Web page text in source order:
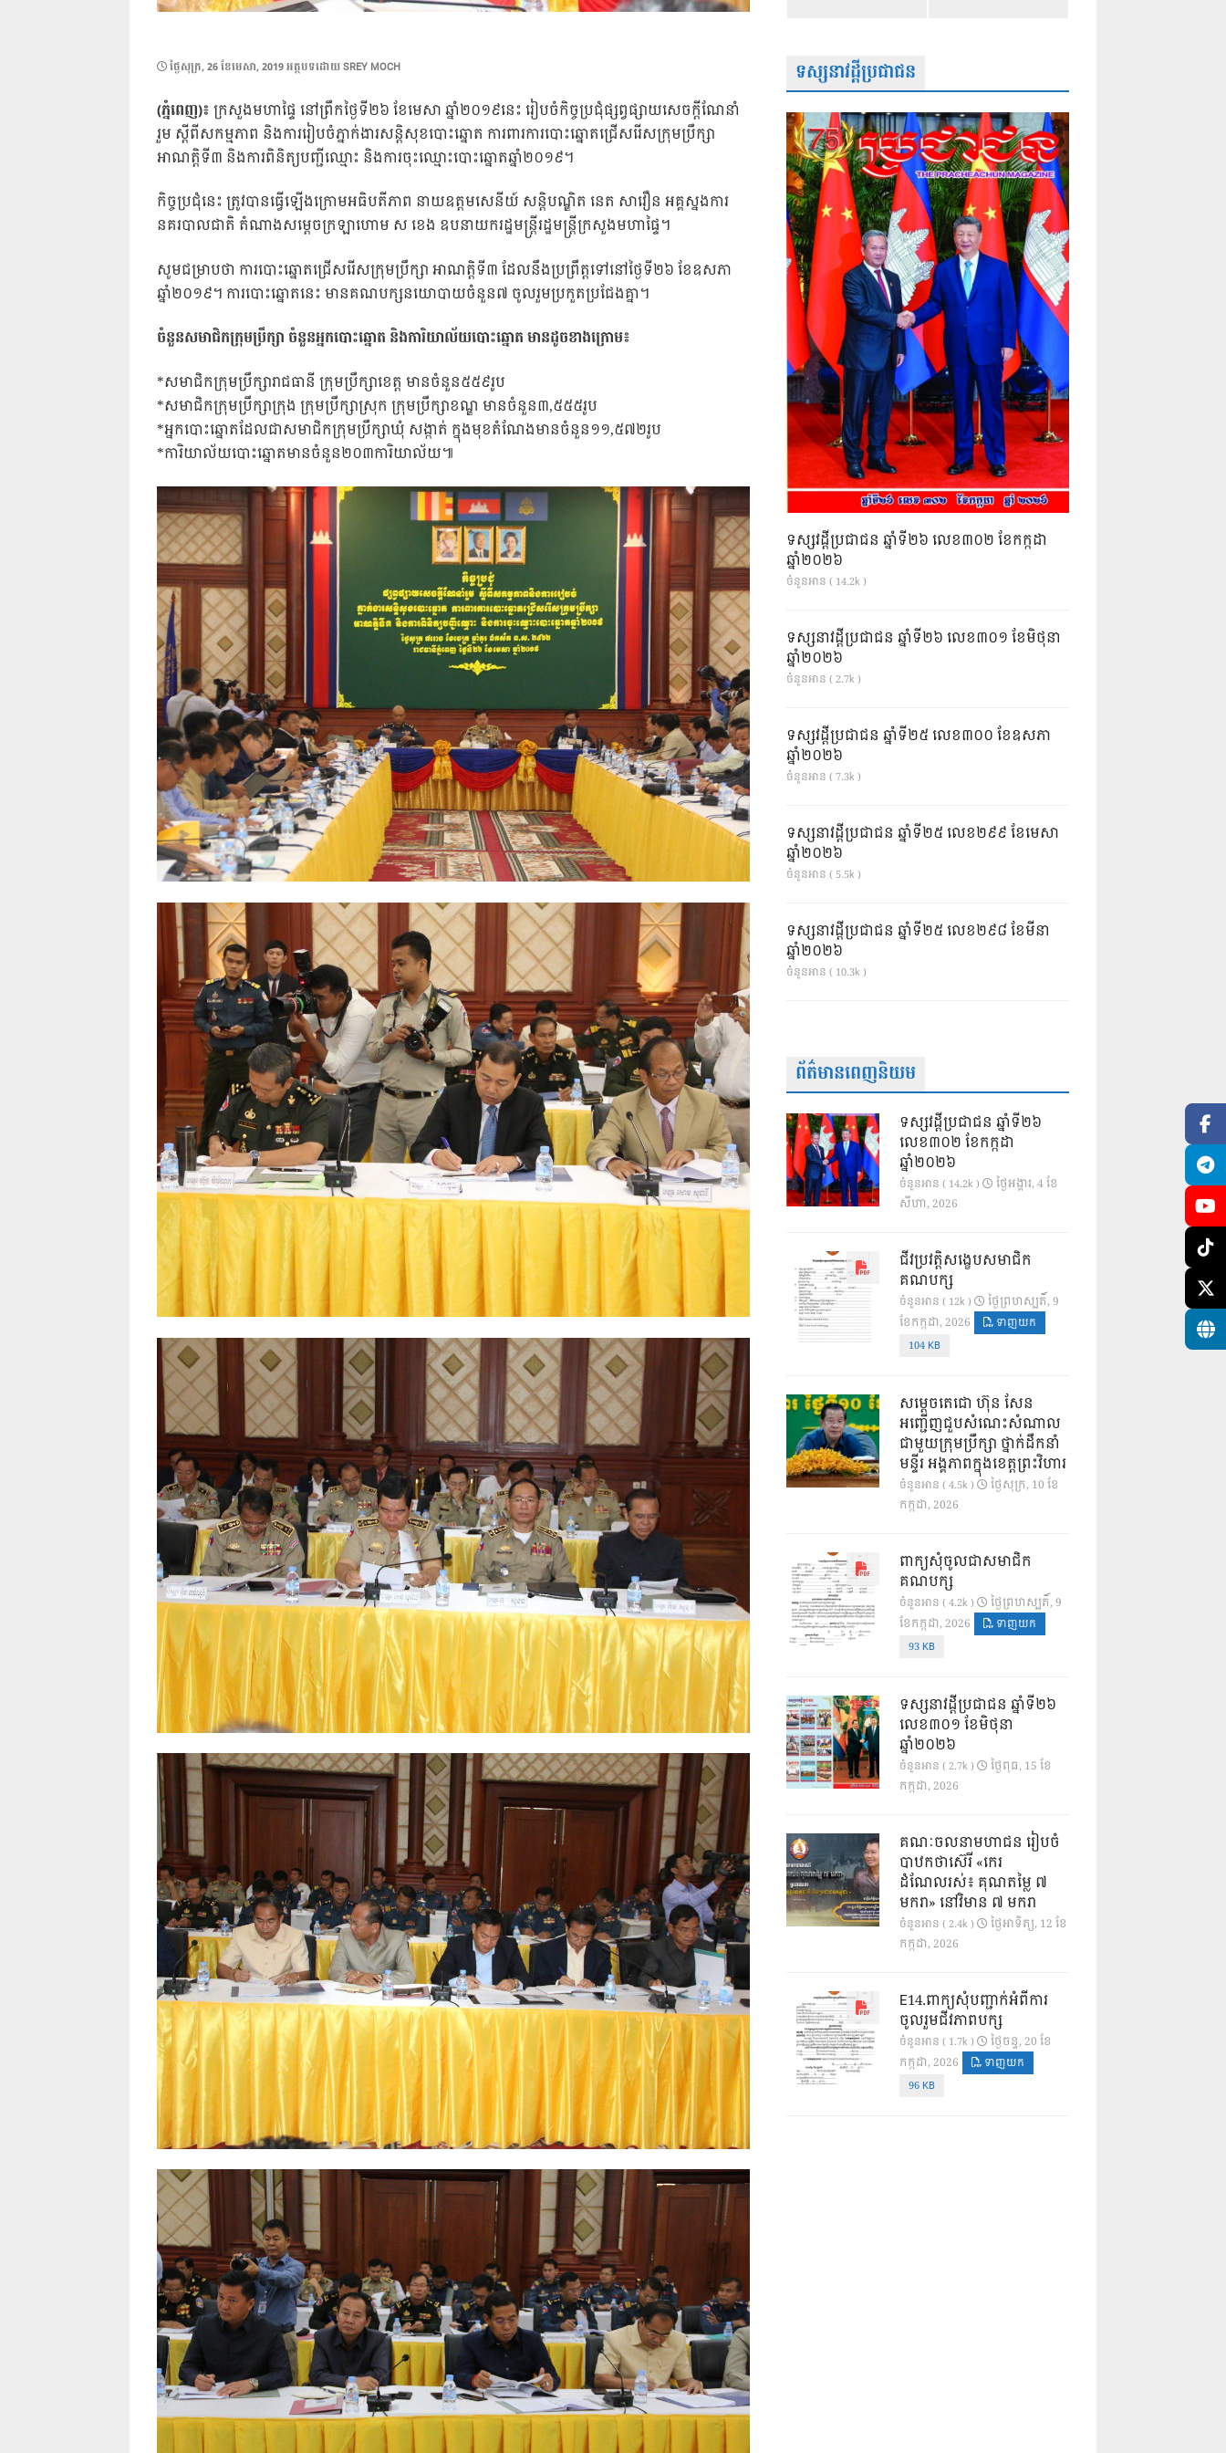
POSTED
ថ្ងៃ​សុក្រ, 26 ខែ​មេសា, 2019អត្ថបទដោយSREY MOCH
(ភ្នំពេញ)៖ក្រសួងមហាផ្ទៃ នៅព្រឹកថ្ងៃទី២៦ ខែមេសា ឆ្នាំ២០១៩នេះ រៀបចំកិច្ចប្រជុំផ្សព្វផ្សាយសេចក្តីណែនាំ
រួម ស្តីពីសកម្មភាព និងការរៀបចំភ្នាក់ងារសន្តិសុខបោះឆ្នោត ការពារការបោះឆ្នោតជ្រើសរើសក្រុមប្រឹក្សា
អាណត្តិទី៣ និងការពិនិត្យបញ្ជីឈ្មោះ និងការចុះឈ្មោះបោះឆ្នោតឆ្នាំ២០១៩។
កិច្ចប្រជុំនេះ ត្រូវបានធ្វើឡើងក្រោមអធិបតីភាព នាយឧត្តមសេនីយ៍ សន្តិបណ្ឌិត នេត សាវឿន អគ្គស្នងការ
នគរបាលជាតិ តំណាងសម្តេចក្រឡាហោម ស ខេង ឧបនាយករដ្ឋមន្រ្តីរដ្ឋមន្រ្តីក្រសួងមហាផ្ទៃ។
សូមជម្រាបថា ការបោះឆ្នោតជ្រើសរើសក្រុមប្រឹក្សា អាណត្តិទី៣ ដែលនឹងប្រព្រឹត្តទៅនៅថ្ងៃទី២៦ ខែឧសភា
ឆ្នាំ២០១៩។ ការបោះឆ្នោតនេះ មានគណបក្សនយោបាយចំនួន៧ ចូលរួមប្រកួតប្រជែងគ្នា។
ចំនួនសមាជិកក្រុមប្រឹក្សា ចំនួនអ្នកបោះឆ្នោត និងការិយាល័យបោះឆ្នោត មានដូចខាងក្រោម៖
*សមាជិកក្រុមប្រឹក្សារាជធានី ក្រុមប្រឹក្សាខេត្ត មានចំនួន៥៥៩រូប
*សមាជិកក្រុមប្រឹក្សាក្រុង ក្រុមប្រឹក្សាស្រុក ក្រុមប្រឹក្សាខណ្ឌ មានចំនួន៣,៥៥៥រូប
*អ្នកបោះឆ្នោតដែលជាសមាជិកក្រុមប្រឹក្សាឃុំ សង្កាត់ ក្នុងមុខតំណែងមានចំនួន១១,៥៧២រូប
*ការិយាល័យបោះឆ្នោតមានចំនួន២០៣ការិយាល័យ៕
ទស្សនាវដ្តីប្រជាជន
ទស្សវដ្តីប្រជាជន ឆ្នាំទី២៦ លេខ៣០២ ខែកក្កដា
ឆ្នាំ២០២៦
ចំនួនអាន ( 14.2k )
ទស្សនាវដ្ដីប្រជាជន ឆ្នាំទី២៦ លេខ៣០១ ខែមិថុនា
ឆ្នាំ២០២៦
ចំនួនអាន ( 2.7k )
ទស្សវដ្តីប្រជាជន ឆ្នាំទី២៥ លេខ៣០០ ខែឧសភា
ឆ្នាំ២០២៦
ចំនួនអាន ( 7.3k )
ទស្សនាវដ្ដីប្រជាជន ឆ្នាំទី២៥ លេខ២៩៩ ខែមេសា
ឆ្នាំ២០២៦
ចំនួនអាន ( 5.5k )
ទស្សនាវដ្ដីប្រជាជន ឆ្នាំទី២៥ លេខ២៩៨ ខែមីនា
ឆ្នាំ២០២៦
ចំនួនអាន ( 10.3k )
ព័ត៌មានពេញនិយម
ទស្សវដ្តីប្រជាជន ឆ្នាំទី២៦
លេខ៣០២ ខែកក្កដា
ឆ្នាំ២០២៦
ចំនួនអាន ( 14.2k )
ថ្ងៃ​អង្គារ, 4 ខែ​
សីហា, 2026
ជីវប្រវត្តិសង្ខេបសមាជិក
គណបក្ស
ចំនួនអាន ( 12k )
ថ្ងៃ​ព្រហស្បតិ៍, 9
ខែ​កក្កដា, 2026
ទាញយក
104 KB
សម្តេចតេជោ ហ៊ុន សែន
អញ្ជើញជួបសំណេះសំណាល
ជាមួយក្រុមប្រឹក្សា ថ្នាក់ដឹកនាំ
មន្ទីរ អង្គភាពក្នុងខេត្តព្រះវិហារ
ចំនួនអាន ( 4.5k )
ថ្ងៃ​សុក្រ, 10 ខែ​
កក្កដា, 2026
ពាក្យសុំចូលជាសមាជិក
គណបក្ស
ចំនួនអាន ( 4.2k )
ថ្ងៃ​ព្រហស្បតិ៍, 9
ខែ​កក្កដា, 2026
ទាញយក
93 KB
ទស្សនាវដ្ដីប្រជាជន ឆ្នាំទី២៦
លេខ៣០១ ខែមិថុនា
ឆ្នាំ២០២៦
ចំនួនអាន ( 2.7k )
ថ្ងៃ​ពុធ, 15 ខែ​
កក្កដា, 2026
គណៈចលនាមហាជន រៀបចំ
បាឋកថាស៊េរី «កេរ
ដំណែលរស់៖ គុណតម្លៃ ៧
មករា» នៅវិមាន ៧ មករា
ចំនួនអាន ( 2.4k )
ថ្ងៃ​អាទិត្យ, 12 ខែ​
កក្កដា, 2026
E14.ពាក្យសុំបញ្ជាក់អំពីការ
ចូលរួមជីវភាពបក្ស
ចំនួនអាន ( 1.7k )
ថ្ងៃ​ចន្ទ, 20 ខែ​
កក្កដា, 2026
ទាញយក
96 KB